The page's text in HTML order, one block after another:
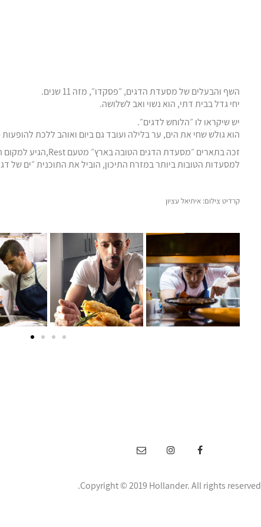
השף והבעלים של מסעדת הדגים, ״פסקדו״, מזה 11 שנים.
יחי גדל בבית דתי, הוא נשוי ואב לשלושה.
יש שיקראו לו ״הלוחש לדגים״.
הוא גולש שחי את הים, ער בלילה ועובד גם ביום ואוהב ללכת
זכה בתארים ״מסעדת הדגים הטובה בארץ״ מטעם Rest,הגיע למקום ה24 בטקס בינלאומי
למסעדות הטובות ביותר במזרח התיכון, הוביל את התוכנית ״ים של
קרדיט צילום: איתיאל עציון
Copyright © 2019 Hollander. All rights reserved.